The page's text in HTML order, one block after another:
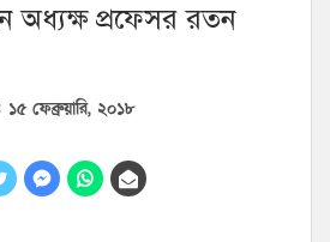
অধ্যক্ষ প্রফেসর রতন
১৫ ফেব্রুয়ারি, ২০১৮